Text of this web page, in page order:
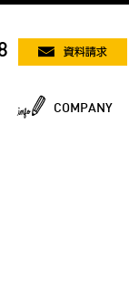
COMPANY